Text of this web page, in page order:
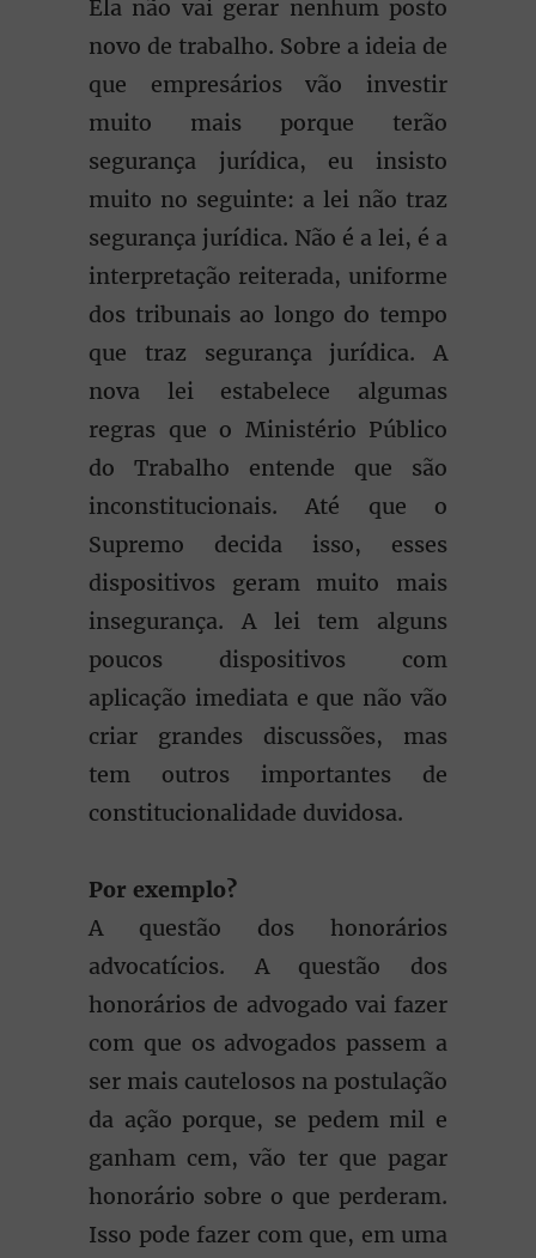
Ela não vai gerar nenhum posto
novo de trabalho. Sobre a ideia de
que empresários vão investir
muito mais porque terão
segurança jurídica, eu insisto
muito no seguinte: a lei não traz
segurança jurídica. Não é a lei, é a
interpretação reiterada, uniforme
dos tribunais ao longo do tempo
que traz segurança jurídica. A
nova lei estabelece algumas
regras que o Ministério Público
do Trabalho entende que são
inconstitucionais. Até que o
Supremo decida isso, esses
dispositivos geram muito mais
insegurança. A lei tem alguns
poucos dispositivos com
aplicação imediata e que não vão
criar grandes discussões, mas
tem outros importantes de
constitucionalidade duvidosa.
Por exemplo?
A questão dos honorários
advocatícios. A questão dos
honorários de advogado vai fazer
com que os advogados passem a
ser mais cautelosos na postulação
da ação porque, se pedem mil e
ganham cem, vão ter que pagar
honorário sobre o que perderam.
Isso pode fazer com que, em uma